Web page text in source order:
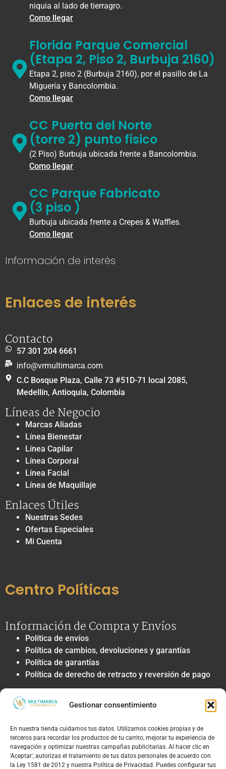
Gestionar consentimiento
En nuestra tienda cuidamos tus datos. Utilizamos cookies propias y de
terceros para recordar los productos de tu carrito, mejorar tu experiencia de
navegación y optimizar nuestras campañas publicitarias. Al hacer clic en
'Aceptar', autorizas el tratamiento de tus datos personales de acuerdo con
la Ley 1581 de 2012 y nuestra Política de Privacidad. Puedes configurar tus
niquia al lado de tierragro.
Como llegar
Florida Parque Comercial
(Etapa 2, Piso 2, Burbuja 2160)
Etapa 2, piso 2 (Burbuja 2160), por el pasillo de La
Miguería y Bancolombia.
Como llegar
CC Puerta del Norte
(torre 2) punto físico
(2 Piso) Burbuja ubicada frente a Bancolombia.
Como llegar
CC Parque Fabricato
(3 piso )
Burbuja ubicada frente a Crepes & Waffles.
Como llegar
Información de interés
Enlaces de interés
Contacto
57 301 204 6661
info@vrmultimarca.com
C.C Bosque Plaza, Calle 73 #51D-71 local 2085,
Medellín, Antioquia, Colombia
Líneas de Negocio
Marcas Aliadas
Línea Bienestar
Línea Capilar
Línea Corporal
Línea Facial
Línea de Maquillaje
Enlaces Útiles
Nuestras Sedes
Ofertas Especiales
Mi Cuenta
Centro Políticas
Información de Compra y Envíos
Política de envíos
Política de cambios, devoluciones y garantías
Política de garantías
Política de derecho de retracto y reversión de pago
Privacidad y Tratamiento de Datos
Política de privacidad y tratamiento de datos
Autorización de contacto, marketing y
comunicaciones comerciales
Política de cookies